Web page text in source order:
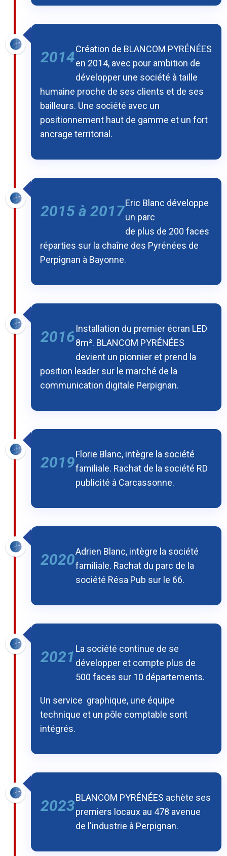
2014Création de BLANCOM PYRÉNÉES
en 2014, avec pour ambition de
développer une société à taille
humaine proche de ses clients et de ses
bailleurs. Une société avec un
positionnement haut de gamme et un fort
ancrage territorial.
2015 à 2017Eric Blanc développe
un parc
de plus de 200 faces
réparties sur la chaîne des Pyrénées de
Perpignan à Bayonne.
2016Installation du premier écran LED
8m². BLANCOM PYRÉNÉES
devient un pionnier et prend la
position leader sur le marché de la
communication digitale Perpignan.
2019Florie Blanc, intègre la société
familiale. Rachat de la société RD
publicité à Carcassonne.
2020Adrien Blanc, intègre la société
familiale. Rachat du parc de la
société Résa Pub sur le 66.
2021 La société continue de se
développer et compte plus de
500 faces sur 10 départements.
Un service graphique, une équipe
technique et un pôle comptable sont
intégrés.
2023BLANCOM PYRÉNÉES achète ses
premiers locaux au 478 avenue
de l'industrie à Perpignan.